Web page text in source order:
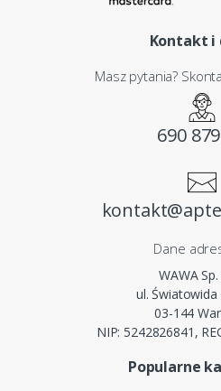
Kontakt i
Masz pytania?
690
Dane
WAWA
ul. Światowida
03-144
NIP: 5242826841,
Popularne